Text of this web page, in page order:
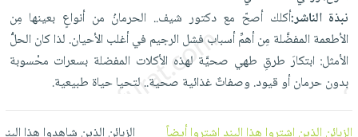
Android
تحميل
iKitab
على
Apple
Apple
الشخصية
العناية
وتصفيف
الشعر
جديد
الكل
أواني
الطهي
أدوات
متجر
الهدايا
أقسام
نبذة الناشر:أكلك أصحّ مع دكتور شيف.. الحرمانُ من أنواعٍ بعينها مِن
الأطعمة المفضَّلة مِن أهمِّ أسباب فشل الرجيم في أغلب الأحيان. لذا كان الحلُّ
الأمثل: ابتكارَ طرقِ طهي صحيَّة لهذه الأكلات المفضلة بسعرات محْسوبة
بدون حرمان أو قيود. وصفاتٌ غذائية صحية.. لتحيا حياة طبيعية.